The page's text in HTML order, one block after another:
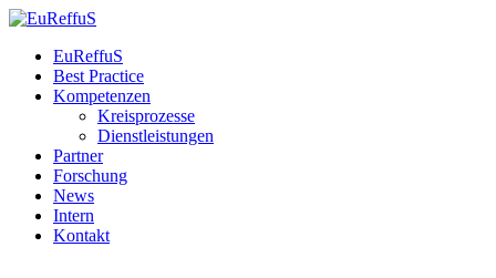
EuReffuS
Best Practice
Kompetenzen
Kreisprozesse
Dienstleistungen
Partner
Forschung
News
Intern
Kontakt